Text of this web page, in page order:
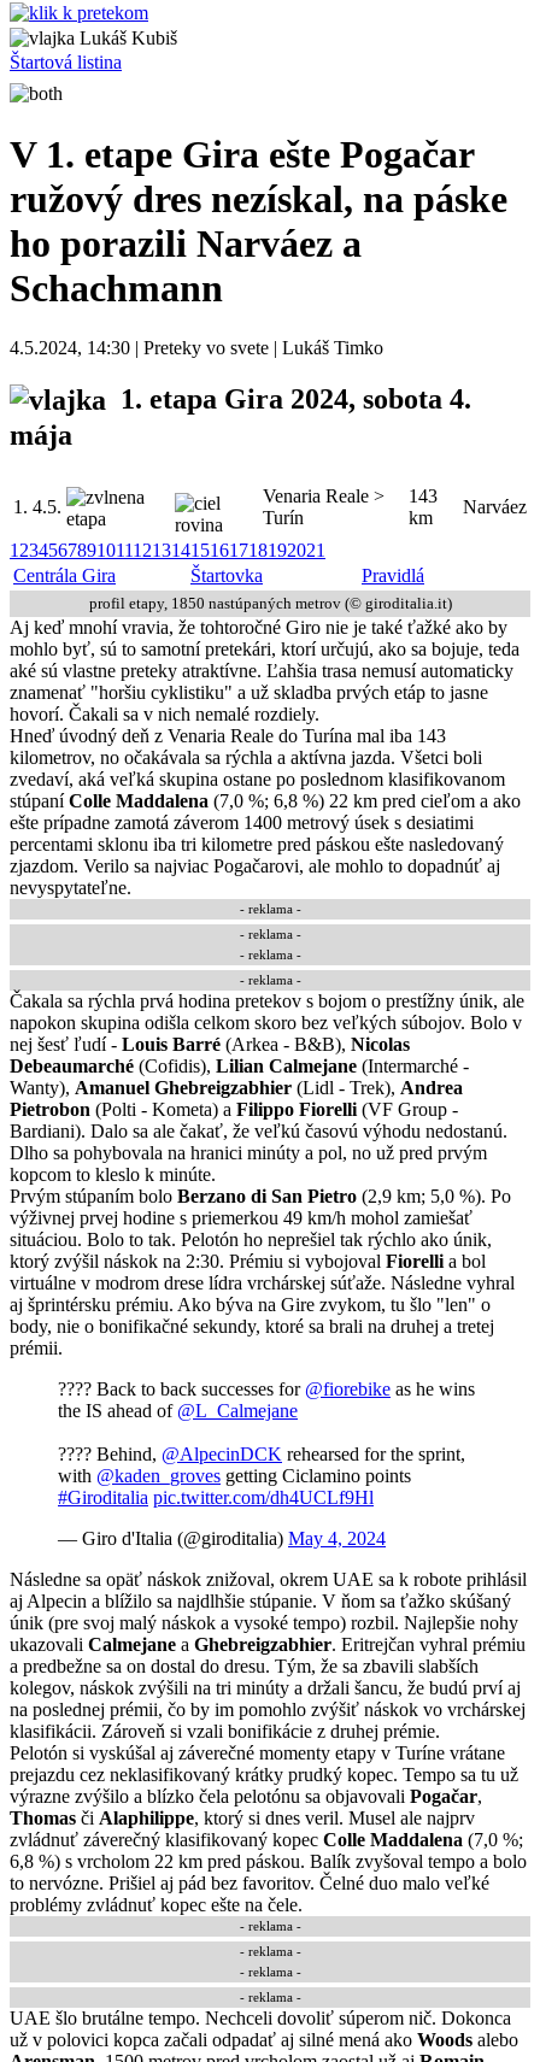
Lukáš Kubiš
Štartová listina
V 1. etape Gira ešte Pogačar
ružový dres nezískal, na páske
ho porazili Narváez a
Schachmann
4.5.2024, 14:30 | Preteky vo svete | Lukáš Timko
1. etapa Gira 2024, sobota 4.
mája
1. 4.5.
Venaria Reale >
Turín
143
km
Narváez
1 23456789101112131415161718192021
Centrála Gira
Štartovka Pravidlá
profil etapy, 1850 nastúpaných metrov (© giroditalia.it)
Aj keď mnohí vravia, že tohtoročné Giro nie je také ťažké ako by
mohlo byť, sú to samotní pretekári, ktorí určujú, ako sa bojuje, teda
aké sú vlastne preteky atraktívne. Ľahšia trasa nemusí automaticky
znamenať "horšiu cyklistiku" a už skladba prvých etáp to jasne
hovorí. Čakali sa v nich nemalé rozdiely.
Hneď úvodný deň z Venaria Reale do Turína mal iba 143
kilometrov, no očakávala sa rýchla a aktívna jazda. Všetci boli
zvedaví, aká veľká skupina ostane po poslednom klasifikovanom
stúpaníColle Maddalena (7,0 %; 6,8 %) 22 km pred cieľom a ako
ešte prípadne zamotá záverom 1400 metrový úsek s desiatimi
percentami sklonu iba tri kilometre pred páskou ešte nasledovaný
zjazdom. Verilo sa najviac Pogačarovi, ale mohlo to dopadnúť aj
nevyspytateľne.
- reklama -
- reklama-
- reklama -
- reklama-
Čakala sa rýchla prvá hodina pretekov s bojom o prestížny únik, ale
napokon skupina odišla celkom skoro bez veľkých súbojov. Bolo v
nej šesť ľudí - Louis Barré (Arkea - B&B), Nicolas
Debeaumarché (Cofidis), Lilian Calmejane (Intermarché -
Wanty), Amanuel Ghebreigzabhier (Lidl - Trek), Andrea
Pietrobon (Polti - Kometa) a Filippo Fiorelli (VF Group -
Bardiani). Dalo sa ale čakať, že veľkú časovú výhodu nedostanú.
Dlho sa pohybovala na hranici minúty a pol, no už pred prvým
kopcom to kleslo k minúte.
Prvým stúpaním bolo Berzano di San Pietro (2,9 km; 5,0 %). Po
výživnej prvej hodine s priemerkou 49 km/h mohol zamiešať
situáciou. Bolo to tak. Pelotón ho neprešiel tak rýchlo ako únik,
ktorý zvýšil náskok na 2:30. Prémiu si vybojoval Fiorelli a bol
virtuálne v modrom drese lídra vrchárskej súťaže. Následne vyhral
aj šprintérsku prémiu. Ako býva na Gire zvykom, tu šlo "len" o
body, nie o bonifikačné sekundy, ktoré sa brali na druhej a tretej
prémii.
???? Back to back successes for @fiorebike as he wins
the IS ahead of @L_Calmejane
???? Behind, @AlpecinDCK rehearsed for the sprint,
with @kaden_groves getting Ciclamino points
#Giroditalia pic.twitter.com/dh4UCLf9Hl
— Giro d'Italia (@giroditalia) May 4, 2024
Následne sa opäť náskok znižoval, okrem UAE sa k robote prihlásil
aj Alpecin a blížilo sa najdlhšie stúpanie. V ňom sa ťažko skúšaný
únik (pre svoj malý náskok a vysoké tempo) rozbil. Najlepšie nohy
ukazovali Calmejane a Ghebreigzabhier. Eritrejčan vyhral prémiu
a predbežne sa on dostal do dresu. Tým, že sa zbavili slabších
kolegov, náskok zvýšili na tri minúty a držali šancu, že budú prví aj
na poslednej prémii, čo by im pomohlo zvýšiť náskok vo vrchárskej
klasifikácii. Zároveň si vzali bonifikácie z druhej prémie.
Pelotón si vyskúšal aj záverečné momenty etapy v Turíne vrátane
prejazdu cez neklasifikovaný krátky prudký kopec. Tempo sa tu už
výrazne zvýšilo a blízko čela pelotónu sa objavovali Pogačar,
Thomas či Alaphilippe, ktorý si dnes veril. Musel ale najprv
zvládnuť záverečný klasifikovaný kopec Colle Maddalena (7,0 %;
6,8 %) s vrcholom 22 km pred páskou. Balík zvyšoval tempo a bolo
to nervózne. Prišiel aj pád bez favoritov. Čelné duo malo veľké
problémy zvládnuť kopec ešte na čele.
- reklama -
- reklama-
- reklama -
- reklama-
UAE šlo brutálne tempo. Nechceli dovoliť súperom nič. Dokonca
už v polovici kopca začali odpadať aj silné mená ako Woods alebo